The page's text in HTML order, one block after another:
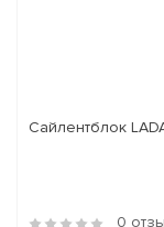
Сайлентблок
0